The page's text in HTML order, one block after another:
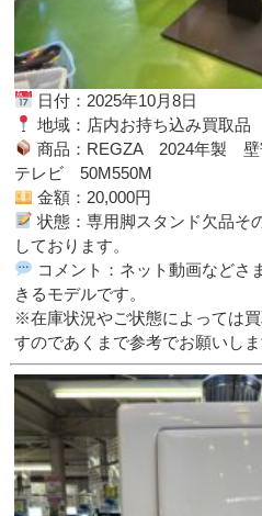
日付：2025年10月8日
地域：店内お持ち込み買取品
商品：REGZA 2024年製 壁
テレビ 50M550M
金額：20,000円
状態：専用脚スタンド欠品そ
しております。
コメント：ネット動画などさ
きるモデルです。
※在庫状況やご状態によっては
すのであくまで参考でお願いしま